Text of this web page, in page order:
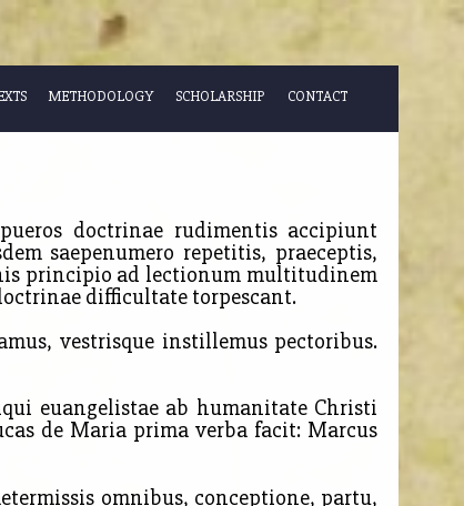
METHODOLOGY SCHOLARSHIP CONTACT
doctrinae rudimentis accipiunt
saepenumero repetitis, praeceptis,
principio ad lectionum multitudinem
difficultate torpescant.
vestrisque instillemus pectoribus.
euangelistae ab humanitate Christi
de Maria prima verba facit: Marcus
omnibus, conceptione, partu,